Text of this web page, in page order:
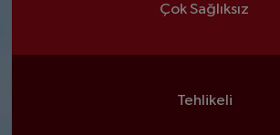
Çok Sağlıksız
Tehlikeli